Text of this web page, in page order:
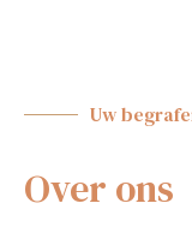
Uw
Over ons